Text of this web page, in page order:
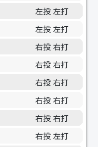
左投 左打
左投 左打
右投 右打
右投 右打
右投 右打
右投 右打
右投 右打
右投 左打